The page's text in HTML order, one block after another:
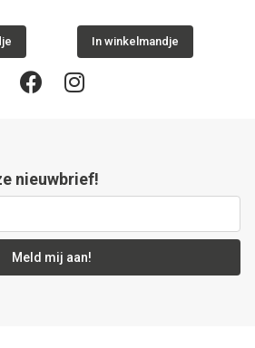
In winkelmandje
nieuwbrief!
Meld mij aan!